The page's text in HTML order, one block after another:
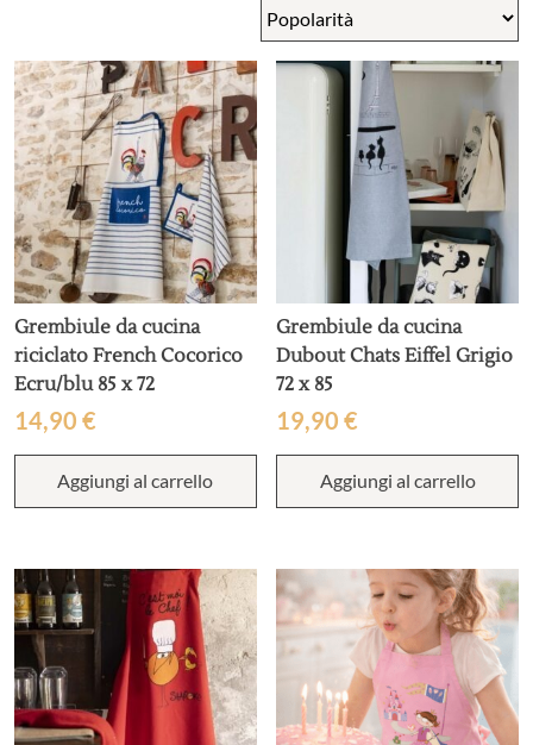
Grembiule da cucina
riciclato French Cocorico
Ecru/blu 85 x 72
14,90 €
Aggiungi al carrello
Grembiule da cucina
Dubout Chats Eiffel Grigio
72 x 85
19,90€
Aggiungi al carrello